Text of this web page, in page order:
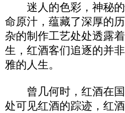
迷人的色彩，神秘的
命原汁，蕴藏了深厚的
杂的制作工艺处处透露
生，红酒客们追逐的并
雅的人生。
曾几何时，红酒在国
处可见红酒的踪迹，红